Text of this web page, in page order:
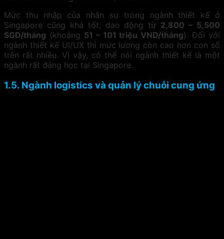
Mức thu nhập của nhân sự trong ngành thiết kế ở
Singapore cũng khá tốt, dao động từ 2,800 – 5,500
SGD/tháng (khoảng 51 – 101 triệu VND/tháng). Đối với
ngành thiết kế UI/UX thì mức lương còn cao hơn con số
trên rất nhiều. Vì vậy, có thể nói ngành thiết kế là một
ngành rất đáng học tại Singapore.
1.5. Ngành logistics và quản lý chuỗi cung ứng